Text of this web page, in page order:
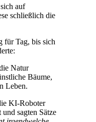
auf
schließlich die
für Tag, bis sich
Natur
Bäume,
Leben.
KI-Roboter
sagten Sätze